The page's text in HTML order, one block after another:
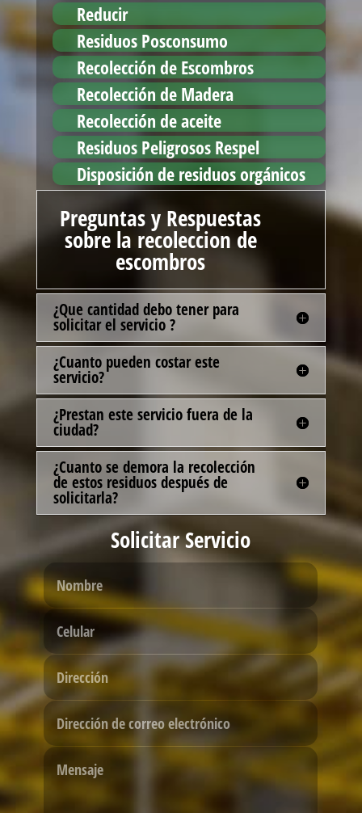
Reducir
Residuos Posconsumo
Recolección de Escombros
Recolección de Madera
Recolección de aceite
Residuos Peligrosos Respel
Disposición de residuos orgánicos
Preguntas y Respuestas
sobre la recoleccion de
escombros
¿Que cantidad debo tener para
solicitar el servicio ?
¿Cuanto pueden costar este
servicio?
¿Prestan este servicio fuera de la
ciudad?
¿Cuanto se demora la recolección
de estos residuos después de
solicitarla?
Solicitar Servicio